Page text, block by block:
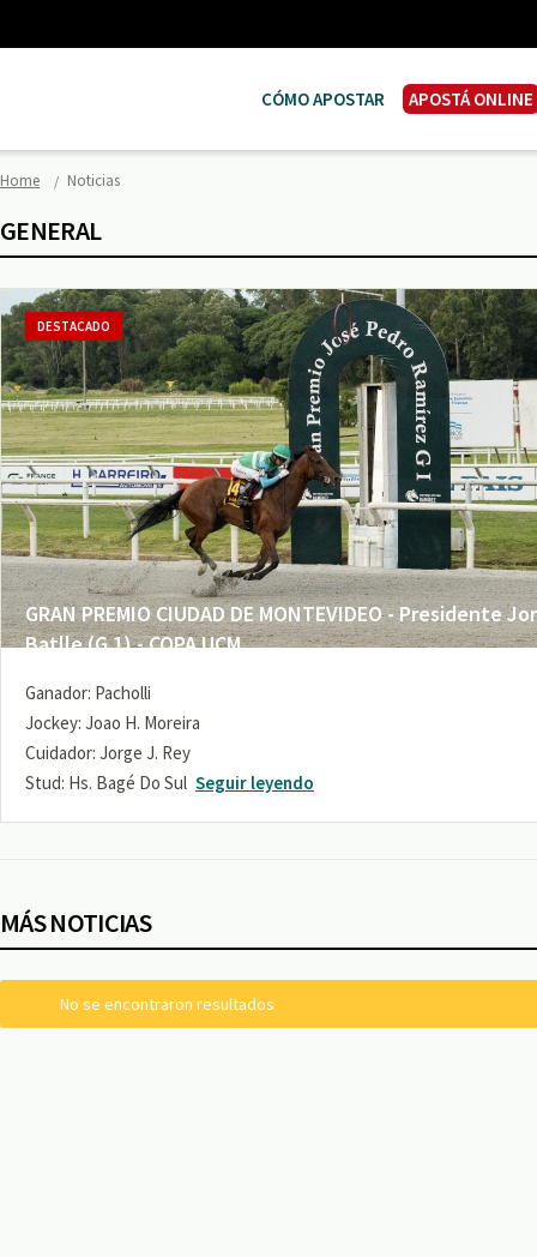
CÓMO APOSTAR APOSTÁ ONLINE
Home Noticias
GENERAL
GRAN PREMIO CIUDAD DE MONTEVIDEO - Presidente
Batlle (G 1) - COPA UCM
DESTACADO
Ganador: Pacholli
Jockey: Joao H. Moreira
Cuidador: Jorge J. Rey
Stud: Hs. Bagé Do Sul Seguir leyendo
MÁS NOTICIAS
No se encontraron resultados